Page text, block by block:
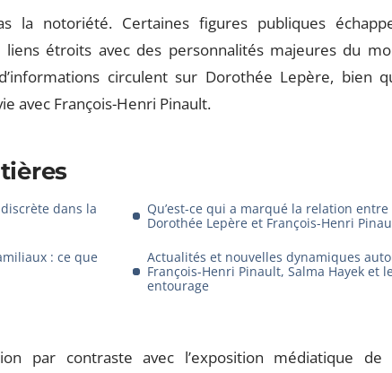
la notoriété. Certaines figures publiques
étroits avec des personnalités majeures du
circulent sur Dorothée Lepère, bien
avec François-Henri Pinault.
dans la
Qu’est-ce qui a marqué la relation entre
Dorothée Lepère et François-Henri
: ce que
Actualités et nouvelles dynamiques
François-Henri Pinault, Salma Hayek et
entourage
par contraste avec l’exposition médiatique